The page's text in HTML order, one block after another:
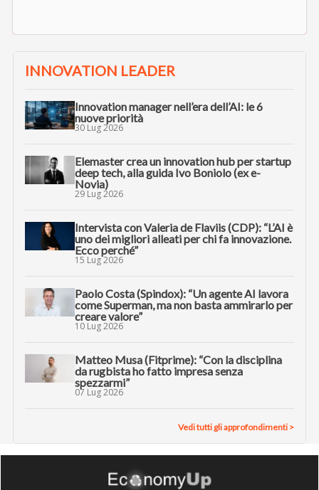
INNOVATION LEADER
Innovation manager nell’era dell’AI: le 6
nuove priorità
30 Lug 2026
Elemaster crea un innovation hub per startup
deep tech, alla guida Ivo Boniolo (ex e-
Novia)
29 Lug 2026
Intervista con Valeria de Flaviis (CDP): “L’AI è
uno dei migliori alleati per chi fa innovazione.
Ecco perché”
15 Lug 2026
Paolo Costa (Spindox): “Un agente AI lavora
come Superman, ma non basta ammirarlo per
creare valore”
10 Lug 2026
Matteo Musa (Fitprime): “Con la disciplina
da rugbista ho fatto impresa senza
spezzarmi”
07 Lug 2026
Vedi tutti gli approfondimenti >